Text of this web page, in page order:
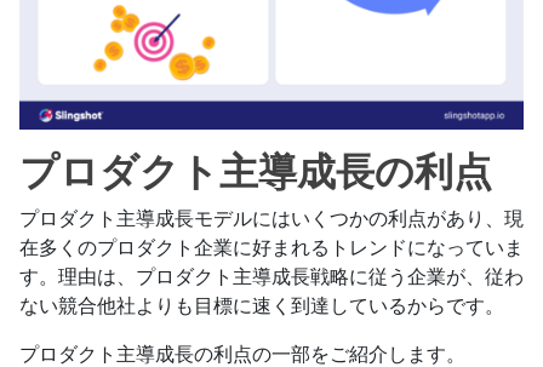
プロダクト主導成長の利点
プロダクト主導成長モデルにはいくつかの利点があり、現
在多くのプロダクト企業に好まれるトレンドになっていま
す。理由は、プロダクト主導成長戦略に従う企業が、従わ
ない競合他社よりも目標に速く到達しているからです。
プロダクト主導成長の利点の一部をご紹介します。